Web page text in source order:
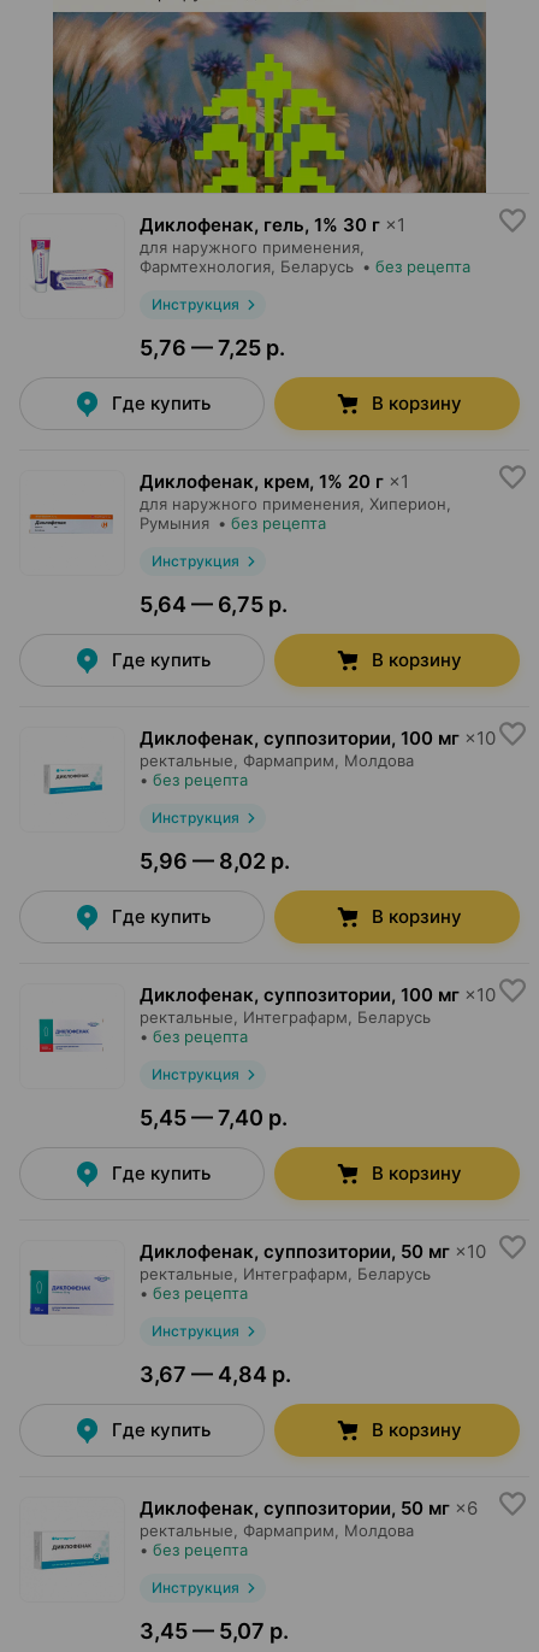
Диклофенак, гель, 1% 30 г ×1
для наружного применения,
Фармтехнология , Беларусь • без рецепта
Инструкция
5,76 — 7,25 р.
Где купить В корзину
Диклофенак, крем, 1% 20 г ×1
для наружного применения, Хиперион
Румыния • без рецепта
Инструкция
5,64 — 6,75 р.
Где купить В корзину
Диклофенак, суппозитории, 100 мг ×10
ректальные, Фармаприм , Молдова
• без рецепта
Инструкция
5,96 — 8,02 р.
Где купить В корзину
Диклофенак, суппозитории, 100 мг ×10
ректальные, Интеграфарм , Беларусь
• без рецепта
Инструкция
5,45 — 7,40 р.
Где купить В корзину
Диклофенак, суппозитории, 50 мг ×10
ректальные, Интеграфарм , Беларусь
• без рецепта
Инструкция
3,67 — 4,84 р.
Где купить В корзину
Диклофенак, суппозитории, 50 мг ×6
ректальные, Фармаприм , Молдова
• без рецепта
Инструкция
3,45 — 5,07 р.